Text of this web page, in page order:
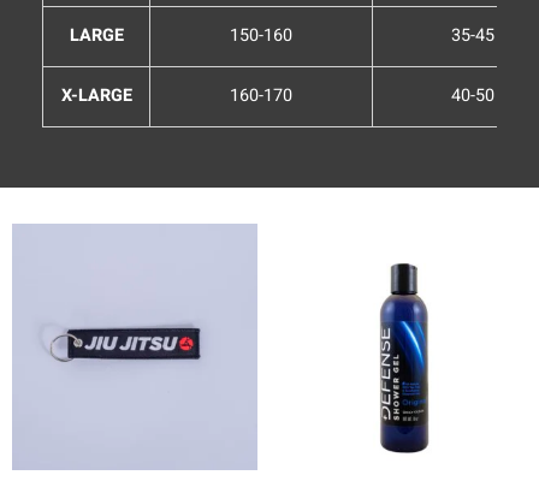
LARGE 150-160 35-45
X-LARGE 160-170 40-50